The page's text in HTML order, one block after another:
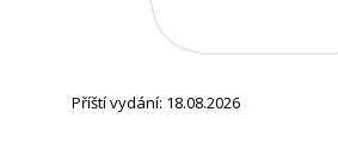
Příští vydání: 18.08.2026